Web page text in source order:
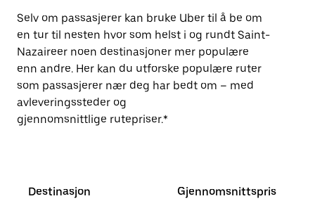
Selv om passasjerer kan bruke Uber til å be om
en tur til nesten hvor som helst i og rundt Saint-
Nazaireer noen destinasjoner mer populære
enn andre. Her kan du utforske populære ruter
som passasjerer nær deg har bedt om – med
avleveringssteder og
gjennomsnittlige rutepriser.*
Destinasjon
Gjennomsnittspris